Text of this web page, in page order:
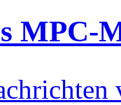
MPC-